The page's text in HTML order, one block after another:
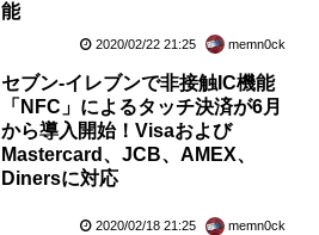
能
2020/02/22 21:25 memn0ck
セブン‐イレブンで非接触IC機能
「NFC」によるタッチ決済が6月
から導入開始！Visaおよび
Mastercard、JCB、AMEX、
Dinersに対応
2020/02/18 21:25 memn0ck